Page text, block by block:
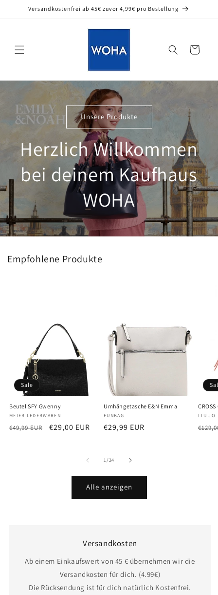
Versandkostenfrei ab 45€ zuvor 4,99€ pro Bestellung
Warenkorb
Unsere Produkte
Herzlich Willkommen
bei deinem Kaufhaus
WOHA
Empfohlene Produkte
Sale
Beutel SFY Gwenny
Anbieter:
MEIER LEDERWAREN
Normaler
€49,99 EUR Verkaufspreis
€29,00 EUR
Umhängetasche E&N Emma
Anbieter:
FUNBAG
Normaler
€29,99 EUR
CROSS
LIU JO
1/von
24
Alle anzeigen
Versandkosten
Ab einem Einkaufswert von 45 € übernehmen wir die
Versandkosten für dich. (4.99€)
Die Rücksendung ist für dich natürlich Kostenfrei.